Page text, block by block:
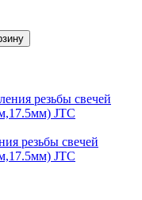
резьбы свечей
JTC